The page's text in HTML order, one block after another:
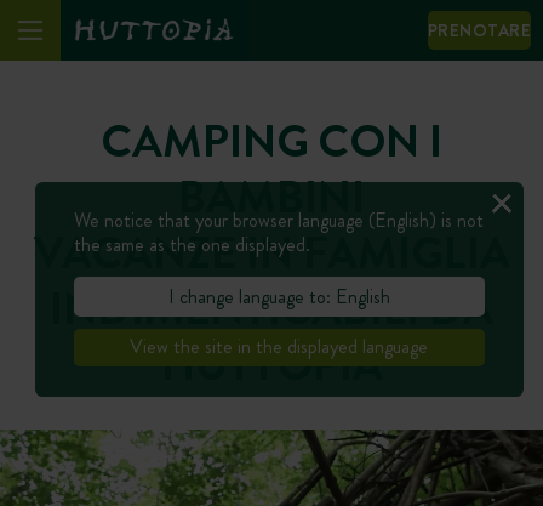
PRENOTARE
CAMPING CON I
BAMBINI
VACANZE IN FAMIGLIA
INDIMENTICABILI DA
HUTTOPIA
We notice that your browser language (English) is not
the same as the one displayed.
I change language to: English
View the site in the displayed language